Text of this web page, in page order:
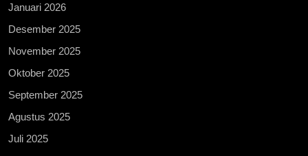
Januari 2026
Desember 2025
November 2025
Oktober 2025
September 2025
Agustus 2025
Juli 2025